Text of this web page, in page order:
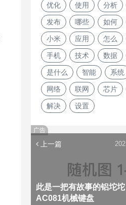
优化 使用 分析
发布 哪些 如何
小米 应用 怎么
手机 技术 数据
是什么 智能 系统
网络 联网 芯片
解决 设置
广告
上一篇
此是一把有故事的铝坨
AC081机械键盘